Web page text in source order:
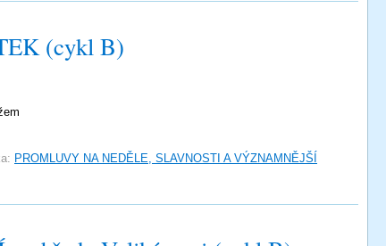
(cykl B)
PROMLUVY NA NEDĚLE, SLAVNOSTI A VÝZNAMNĚJŠÍ